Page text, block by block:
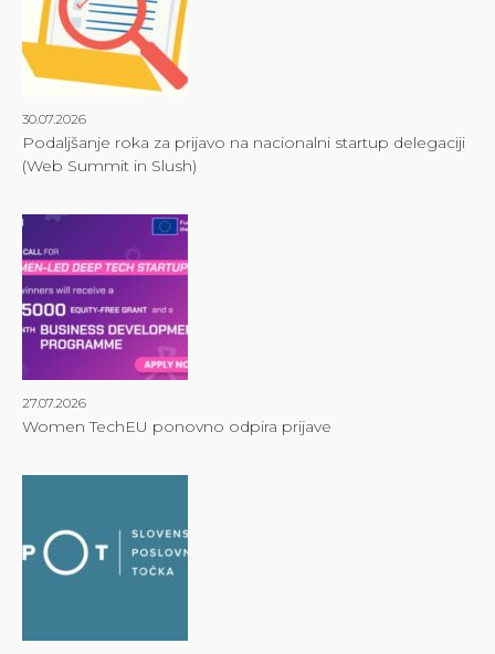
30.07.2026
Podaljšanje roka za prijavo na nacionalni startup delegaciji
(Web Summit in Slush)
27.07.2026
Women TechEU ponovno odpira prijave